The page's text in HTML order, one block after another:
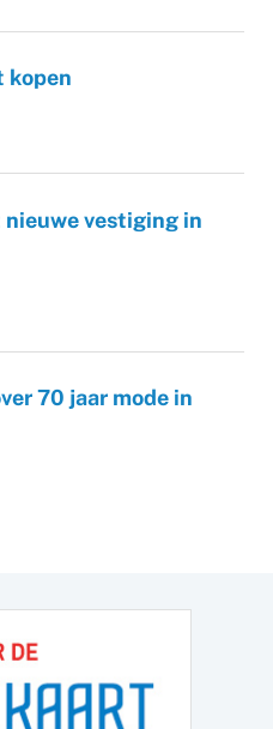
kopen
vestiging in
70 jaar mode in